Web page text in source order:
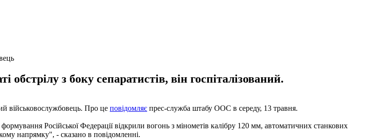
з боку сепаратистів, він госпіталізований.
військовослужбовець. Про це повідомляє прес-служба штабу ООС в середу, 13 травня.
Російської Федерації відкрили вогонь з мінометів калібру 120 мм, автоматичних станкових
напрямку", - сказано в повідомленні.